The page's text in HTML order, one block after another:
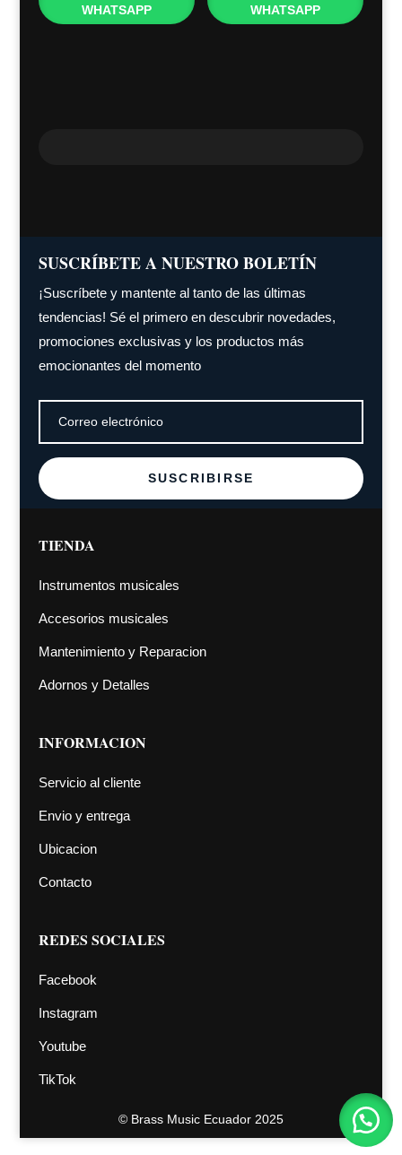
WHATSAPP
WHATSAPP
SUSCRÍBETE A NUESTRO BOLETÍN
¡Suscríbete y mantente al tanto de las últimas
tendencias! Sé el primero en descubrir novedades,
promociones exclusivas y los productos más
emocionantes del momento
SUSCRIBIRSE
TIENDA
Instrumentos musicales
Accesorios musicales
Mantenimiento y Reparacion
Adornos y Detalles
INFORMACION
Servicio al cliente
Envio y entrega
Ubicacion
Contacto
REDES SOCIALES
Facebook
Instagram
Youtube
TikTok
© Brass Music Ecuador 2025